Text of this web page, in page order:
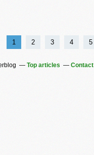
1 2 3 4 5
Top articles Contact